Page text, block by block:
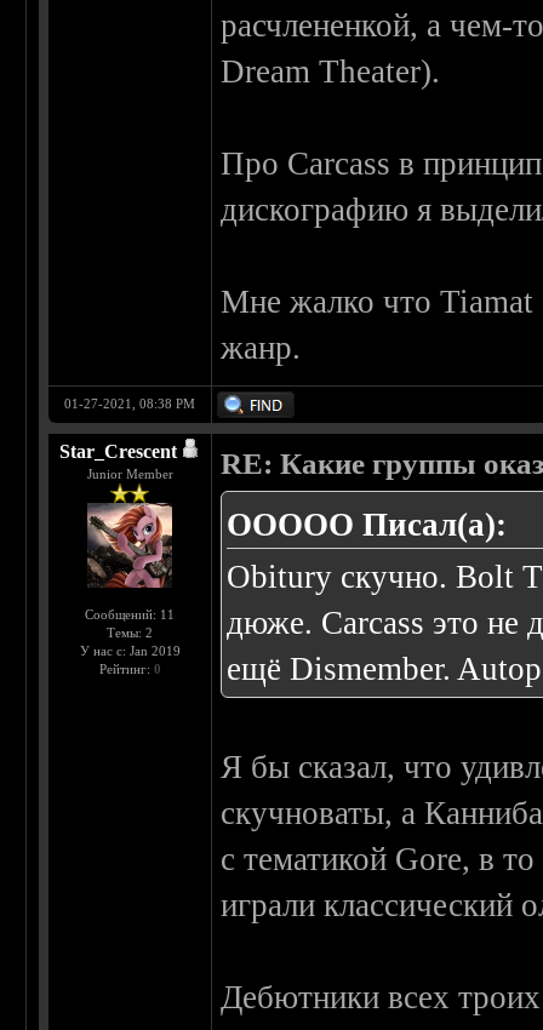
расчлененкой, а чем-
Dream Theater).
Про Carcass в
дискографию я
Мне жалко что Tiamat
жанр.
01-27-2021, 08:38 PM
Star_Crescent
Junior Member
Сообщений: 11
Темы: 2
У нас с: Jan 2019
Рейтинг: 0
RE: Какие группы
OOOOO Писал(а):
Obitury скучно. Bolt
дюже. Carcass это не
ещё Dismember.
Я бы сказал, что
скучноваты, а
с тематикой Gore, в
играли классический
Дебютники всех